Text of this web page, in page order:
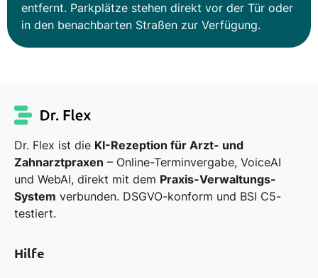
entfernt. Parkplätze stehen direkt vor der Tür oder
in den benachbarten Straßen zur Verfügung.
Dr. Flex ist die KI-Rezeption für Arzt- und
Zahnarztpraxen – Online-Terminvergabe, VoiceAI
und WebAI, direkt mit dem Praxis-Verwaltungs-
System verbunden. DSGVO-konform und BSI C5-
testiert.
Hilfe